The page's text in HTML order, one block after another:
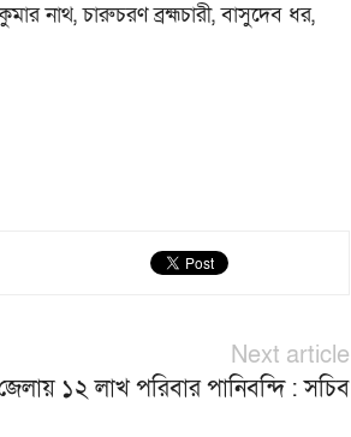
নাথ, চারুচরণ ব্রহ্মচারী, বাসুদেব ধর,
Next article
১২ লাখ পরিবার পানিবন্দি : সচিব